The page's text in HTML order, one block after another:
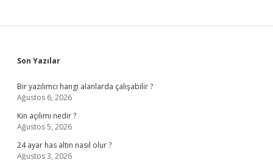
Sidebar
Son Yazılar
Bir yazılımcı hangi alanlarda çalışabilir ?
Ağustos 6, 2026
Kin açılımı nedir ?
Ağustos 5, 2026
24 ayar has altın nasıl olur ?
Ağustos 3, 2026